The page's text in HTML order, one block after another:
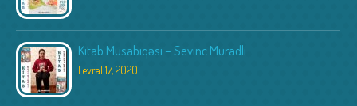
Kitab Müsabiqəsi – Sevinc Muradlı
Fevral 17, 2020